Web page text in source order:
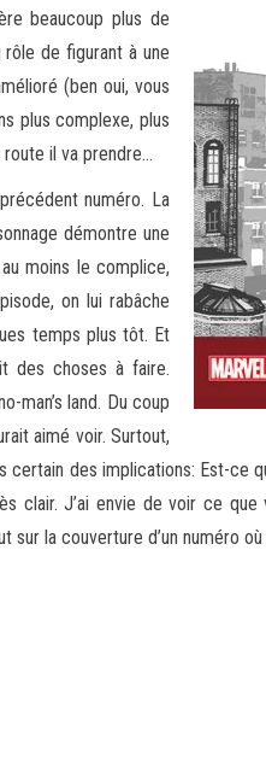
beaucoup plus de
de figurant à une
(ben oui, vous
plus complexe, plus
il va prendre…
numéro. La
démontre une
moins le complice,
on lui rabâche
temps plus tôt. Et
des choses à faire.
man’s land. Du coup
aimé voir. Surtout,
des implications: Est-ce
clair. J’ai envie de voir ce
sur la couverture d’un numéro où